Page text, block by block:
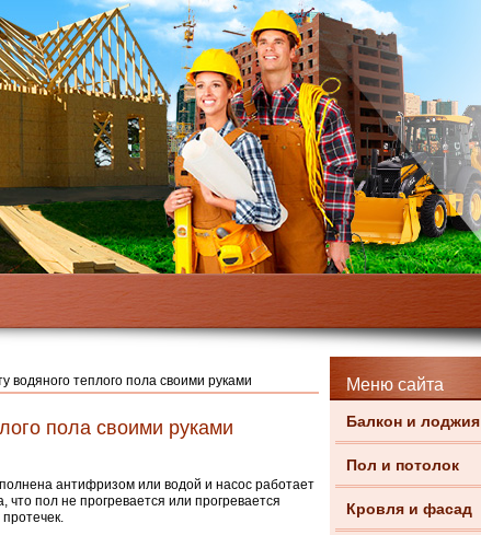
Меню сайта
Балкон и лоджия
Пол и потолок
Кровля и фасад
водяного теплого пола своими руками
пола своими руками
антифризом или водой и насос работает
пол не прогревается или прогревается